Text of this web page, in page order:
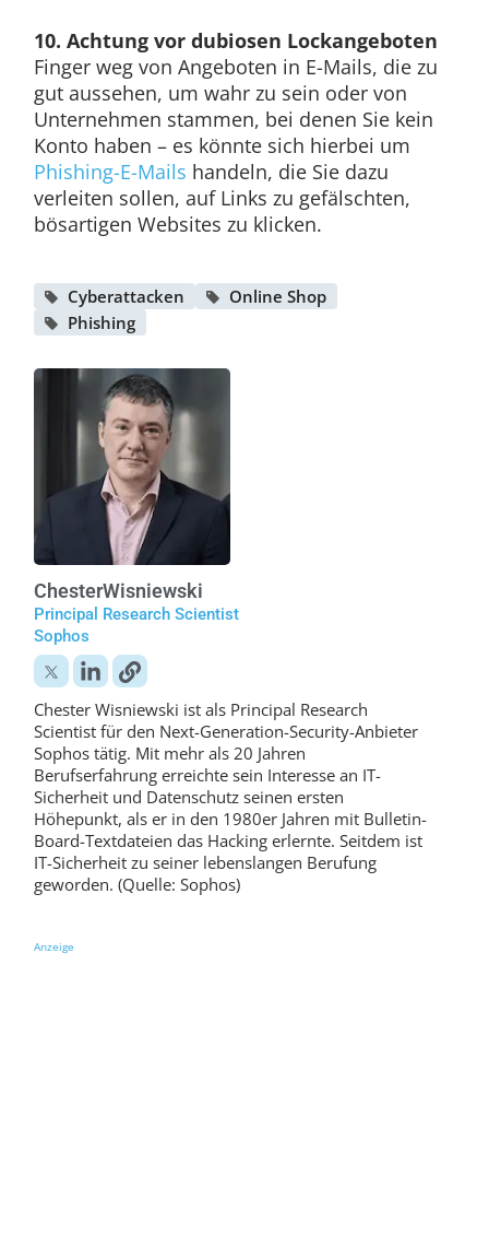
10. Achtung vor dubiosen Lockangeboten
Finger weg von Angeboten in E-Mails, die zu
gut aussehen, um wahr zu sein oder von
Unternehmen stammen, bei denen Sie kein
Konto haben – es könnte sich hierbei um
Phishing-E-Mails handeln, die Sie dazu
verleiten sollen, auf Links zu gefälschten,
bösartigen Websites zu klicken.
Cyberattacken
Online Shop
Phishing
ChesterWisniewski
Principal Research Scientist
Sophos
Chester Wisniewski ist als Principal Research
Scientist für den Next-Generation-Security-Anbieter
Sophos tätig. Mit mehr als 20 Jahren
Berufserfahrung erreichte sein Interesse an IT-
Sicherheit und Datenschutz seinen ersten
Höhepunkt, als er in den 1980er Jahren mit Bulletin-
Board-Textdateien das Hacking erlernte. Seitdem ist
IT-Sicherheit zu seiner lebenslangen Berufung
geworden. (Quelle: Sophos)
Anzeige